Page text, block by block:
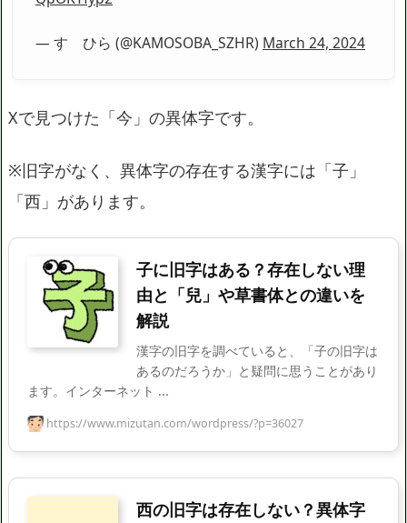
— すゞひら (@KAMOSOBA_SZHR) March 24, 2024
Xで見つけた「今」の異体字です。
※旧字がなく、異体字の存在する漢字には「子」
「西」があります。
子に旧字はある？存在しない理
由と「兒」や草書体との違いを
解説
漢字の旧字を調べていると、「子の旧字は
あるのだろうか」と疑問に思うことがあり
ます。インターネット ...
https://www.mizutan.com/wordpress/?p=36027
西の旧字は存在しない？異体字